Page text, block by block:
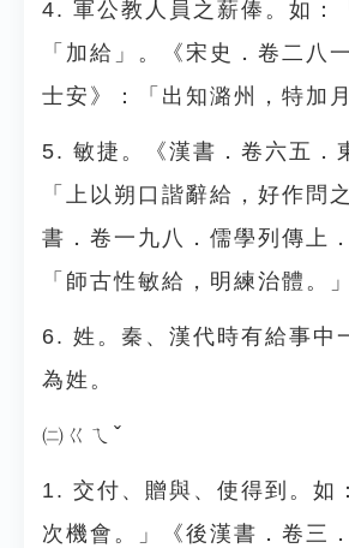
4. 軍公教人員之薪俸。如：
「加給」。《宋史．卷二八
士安》：「出知潞州，特加
5. 敏捷。《漢書．卷六五．
「上以朔口諧辭給，好作問
書．卷一九八．儒學列傳上
「師古性敏給，明練治體。」
6. 姓。秦、漢代時有給事中
為姓。
㈡ㄍㄟˇ
1. 交付、贈與、使得到。如
次機會。」《後漢書．卷三